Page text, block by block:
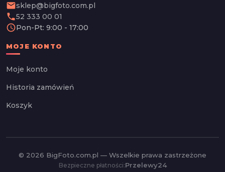
emailsklep@bigfoto.com.pl
phone52 333 00 01
schedulePon-Pt: 9:00 - 17:00
MOJE KONTO
Moje konto
Historia zamówień
Koszyk
© 2026 BigFoto.com.pl — Wszelkie prawa zastrzeżone
Bezpieczne płatności:Przelewy24